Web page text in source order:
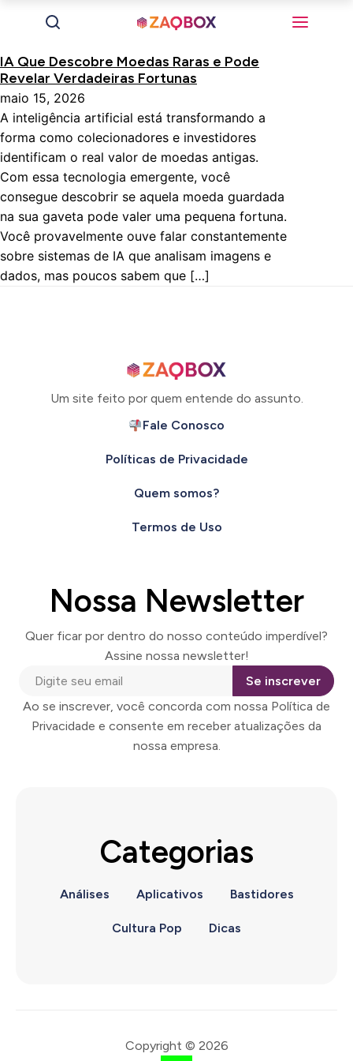
IA Que Descobre Moedas Raras e Pode
Revelar Verdadeiras Fortunas
maio 15, 2026
A inteligência artificial está transformando a
forma como colecionadores e investidores
identificam o real valor de moedas antigas.
Com essa tecnologia emergente, você
consegue descobrir se aquela moeda guardada
na sua gaveta pode valer uma pequena fortuna.
Você provavelmente ouve falar constantemente
sobre sistemas de IA que analisam imagens e
dados, mas poucos sabem que […]
Um site feito por quem entende do assunto.
Fale Conosco
Políticas de Privacidade
Quem somos?
Termos de Uso
Nossa Newsletter
Quer ficar por dentro do nosso conteúdo imperdível?
Assine nossa newsletter!
Se inscrever
Ao se inscrever, você concorda com nossa Política de
Privacidade e consente em receber atualizações da
nossa empresa.
Categorias
Análises Aplicativos Bastidores
Cultura Pop Dicas
Copyright © 2026